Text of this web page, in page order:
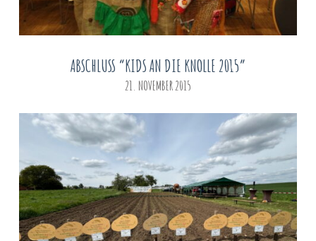
ABSCHLUSS “KIDS AN DIE KNOLLE 2015”
21. NOVEMBER 2015